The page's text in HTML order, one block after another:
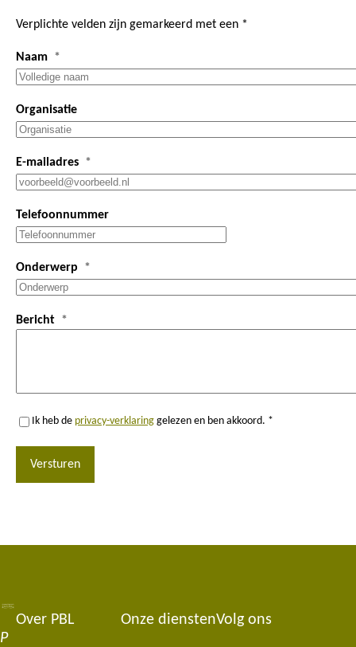
Verplichte velden zijn gemarkeerd met een *
Naam
Organisatie
E-mailadres
Telefoonnummer
Onderwerp
Bericht
Ik heb de privacy-verklaring gelezen en ben akkoord. *
Versturen
P
Footer
Over PBL Onze dienstenVolg ons